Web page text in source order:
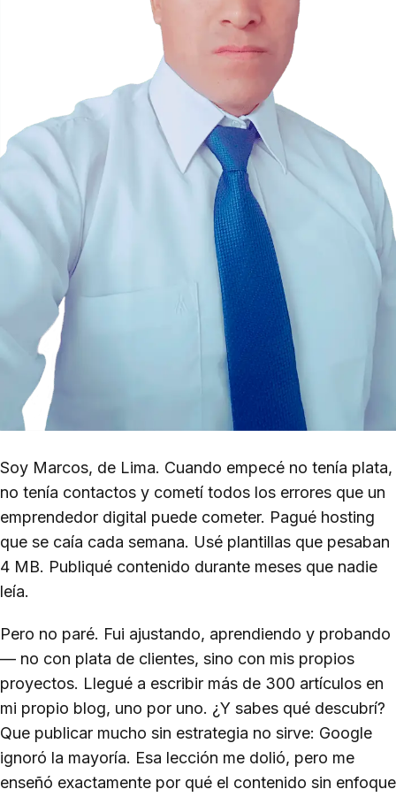
Soy Marcos, de Lima. Cuando empecé no tenía plata,
no tenía contactos y cometí todos los errores que un
emprendedor digital puede cometer. Pagué hosting
que se caía cada semana. Usé plantillas que pesaban
4 MB. Publiqué contenido durante meses que nadie
leía.
Pero no paré. Fui ajustando, aprendiendo y probando
— no con plata de clientes, sino con mis propios
proyectos. Llegué a escribir más de 300 artículos en
mi propio blog, uno por uno. ¿Y sabes qué descubrí?
Que publicar mucho sin estrategia no sirve: Google
ignoró la mayoría. Esa lección me dolió, pero me
enseñó exactamente por qué el contenido sin enfoque